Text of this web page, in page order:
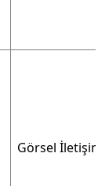
Görsel İletişim